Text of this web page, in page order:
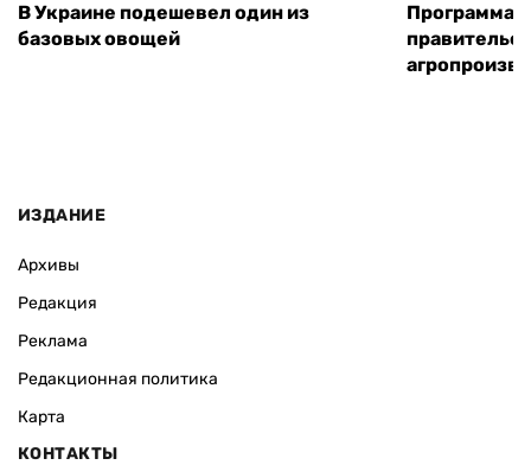
В Украине подешевел один из
базовых овощей
Программа
ИЗДАНИЕ
Архивы
Редакция
Реклама
Редакционная политика
Карта
КОНТАКТЫ